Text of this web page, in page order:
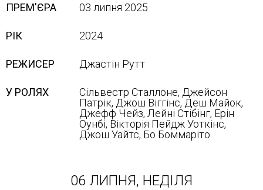
ПРЕМ'ЄРА 03 липня 2025
РІК 2024
РЕЖИСЕР Джастін Рутт
У РОЛЯХ
Сільвестр Сталлоне, Джейсон
Патрік, Джош Віггінс, Деш Майок,
Джефф Чейз, Лейні Стібінг, Ерін
Оунбі, Вікторія Пейдж Уоткінс,
Джош Уайтс, Бо Боммаріто
06 ЛИПНЯ, НЕДІЛЯ